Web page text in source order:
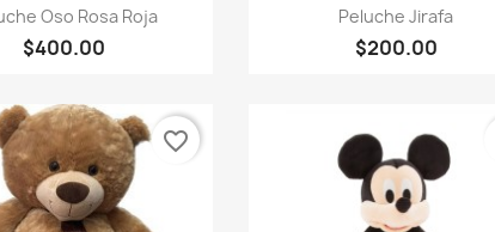
Vista rápida
Oso Rosa Roja
$400.00
Vista rápida
Peluche Jirafa
$200.00
favorite_border